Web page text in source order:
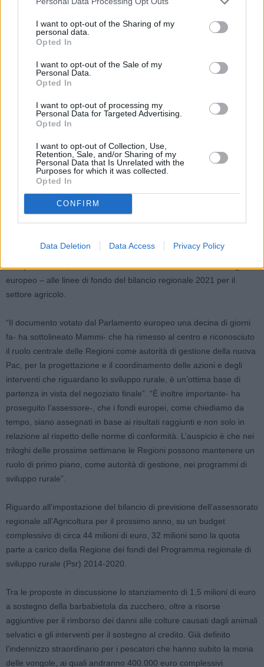
I want to opt-out of the Sharing of my
personal data.
Opted In
I want to opt-out of the Sale of my
Personal Data.
Opted In
I want to opt-out of processing my
Personal Data for Targeted Advertising.
Opted In
I want to opt-out of Collection, Use,
Retention, Sale, and/or Sharing of my
Personal Data that Is Unrelated with the
Purposes for which it was collected.
Opted In
CONFIRM
Data Deletion Data Access Privacy Policy
precisione, basata sull’utilizzo delle più avanzate tecnologie
informatiche e satellitari.
Altri interventi prioritari caldeggiati dalla Regione riguardano una
politica di incentivi a sostegno della meccanizzazione per
cambiamenti climatici, sfruttando le opportunità dell’economia
circolare. Infine, sempre secondo la Regione, vanno potenziati gli
danni da calamità, oltre ad un’oculata gestione delle risorse idriche.
La nuova Pac e il bilancio di previsione 2021
Nella riunione della consulta agricola sono stati toccati anche altri
temi di grande rilevanza per il futuro dell’agricoltura regionale, dalla
dell’avvio del confronto decisivo, il cosiddetto “trilogo”, tra
Europarlamento, Commissione esecutiva di Bruxelles e Consiglio
europeo – alle linee di fondo del bilancio regionale 2021 per il
settore agricolo.
“Il documento votato dal Parlamento europeo una decina di giorni
fa- ha sottolineato Mammi- che ha rimesso al centro e riconosciuto
il ruolo centrale delle Regioni come autorità di gestione della nuova
Pac, per la progettazione e il coordinamento delle azioni e degli
interventi che riguardano lo sviluppo rurale, è un’ottima base di
partenza in vista del negoziato finale”. “È inoltre importante- ha
proseguito l’assessore-, che i fondi europei, come chiediamo da
tempo, siano assegnati in base ai risultati raggiunti e non solo in
relazione al rispetto delle norme di conformità. L’auspicio è che nei
triloghi delle prossime settimane le Regioni possono mantenere un
ruolo di primo piano, come autorità di gestione, nei programmi di
sviluppo rurale”.
Riguardo all’impostazione del bilancio di previsione dell’assessorato
regionale all’Agricoltura per il prossimo anno, su un budget
complessivo di circa 44 milioni di euro, 32 milioni sono la quota
parte a carico della Regione dei fondi del Programma regionale di
sviluppo rurale (Psr) 2014-2020.
Tra le proposte in discussione lo stanziamento di 1,5 milioni di euro
a sostegno della barbabietola da zucchero, oltre a risorse
aggiuntive per il rimborso dei danni alle colture causati dagli animali
selvatici e gli interventi per il sostegno al credito. Già definito
l’indennizzo straordinario per i pescatori che hanno subito la moria
delle vongole, ai quali andranno 400.000 euro complessivi.